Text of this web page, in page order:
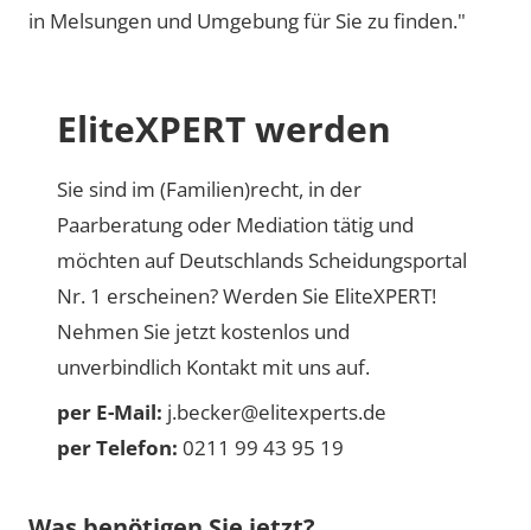
in Melsungen und Umgebung für Sie zu finden."
EliteXPERT werden
Sie sind im (Familien)recht, in der
Paarberatung oder Mediation tätig und
möchten auf Deutschlands Scheidungsportal
Nr. 1 erscheinen? Werden Sie EliteXPERT!
Nehmen Sie jetzt kostenlos und
unverbindlich Kontakt mit uns auf.
per E-Mail: j.becker@elitexperts.de
per Telefon: 0211 99 43 95 19